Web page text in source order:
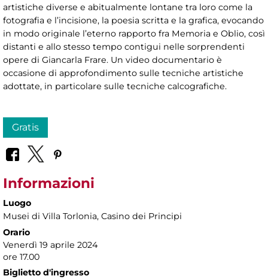
artistiche diverse e abitualmente lontane tra loro come la
fotografia e l’incisione, la poesia scritta e la grafica, evocando
in modo originale l’eterno rapporto fra Memoria e Oblio, così
distanti e allo stesso tempo contigui nelle sorprendenti
opere di Giancarla Frare. Un video documentario è
occasione di approfondimento sulle tecniche artistiche
adottate, in particolare sulle tecniche calcografiche.
Gratis
Informazioni
Luogo
Musei di Villa Torlonia, Casino dei Principi
Orario
Venerdì 19 aprile 2024
ore 17.00
Biglietto d'ingresso